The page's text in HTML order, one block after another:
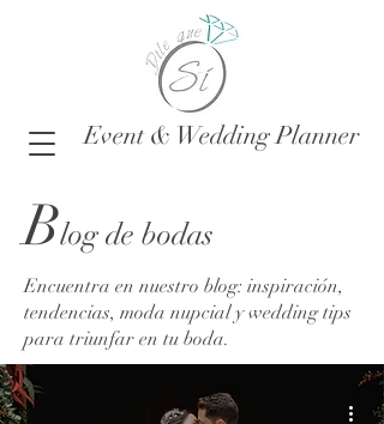
Event & Wedding Planner
Blog de bodas
Encuentra en nuestro blog: inspiración,
tendencias, moda nupcial y wedding tips
para triunfar en tu boda.